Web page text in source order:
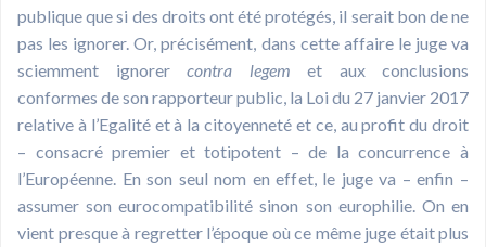
publique que si des droits ont été protégés, il serait bon de ne
pas les ignorer. Or, précisément, dans cette affaire le juge va
sciemment ignorer contra legem et aux conclusions
conformes de son rapporteur public, la Loi du 27 janvier 2017
relative à l’Egalité et à la citoyenneté et ce, au profit du droit
– consacré premier et totipotent – de la concurrence à
l’Européenne. En son seul nom en effet, le juge va – enfin –
assumer son eurocompatibilité sinon son europhilie. On en
vient presque à regretter l’époque où ce même juge était plus